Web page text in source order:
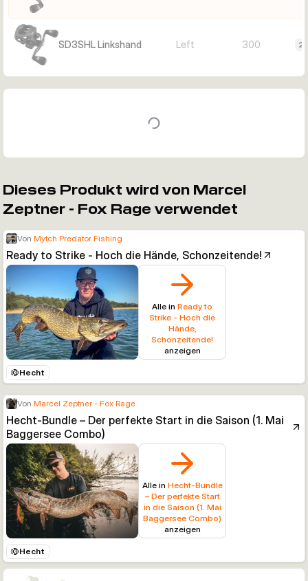
SD3SHL Linkshand Left 300
Dieses Produkt wird von Marcel
Zeptner - Fox Rage verwendet
Von Mytch Predator Fishing
Ready to Strike - Hoch die Hände, Schonzeitende!
Alle in Ready to
Strike - Hoch die
Hände,
Schonzeitende!
anzeigen
Hecht
Von Marcel Zeptner - Fox Rage
Hecht-Bundle – Der perfekte Start in die Saison (1. Mai
Baggersee Combo)
Alle in Hecht-Bundle
– Der perfekte Start
in die Saison (1. Mai
Baggersee Combo)
anzeigen
Hecht